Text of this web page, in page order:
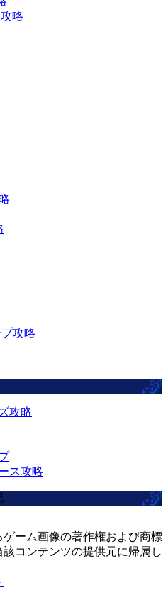
略
攻略
攻略
ス攻略
ーム画像の著作権および商標
コンテンツの提供元に帰属し